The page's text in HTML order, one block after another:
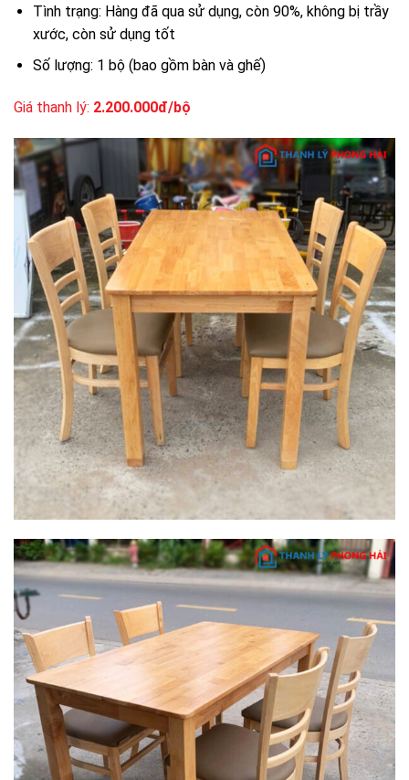
Tình trạng: Hàng đã qua sử dụng, còn 90%, không bị trầy
xước, còn sử dụng tốt
Số lượng: 1 bộ (bao gồm bàn và ghế)
Giá thanh lý: 2.200.000đ/bộ